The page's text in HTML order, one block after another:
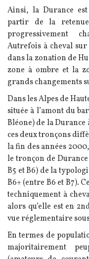
Ainsi, la Durance
partir de la
progressivement
Autrefois à cheval
dans la zonation de
zone à ombre et la
grands changements
Dans les Alpes de
située à l’amont du
Bléone) de la Durance
ces deux tronçons
la fin des années
le tronçon de
B5 et B6) de la
B6+ (entre B6 et B7).
techniquement à
alors qu’elle est en
vue réglementaire
En termes de
majoritairement